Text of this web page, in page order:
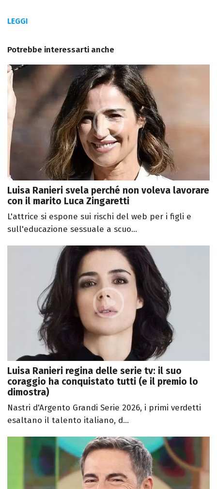
LEGGI
Potrebbe interessarti anche
Luisa Ranieri svela perché non voleva lavorare
con il marito Luca Zingaretti
L'attrice si espone sui rischi del web per i figli e
sull'educazione sessuale a scuo...
Luisa Ranieri regina delle serie tv: il suo
coraggio ha conquistato tutti (e il premio lo
dimostra)
Nastri d'Argento Grandi Serie 2026, i primi verdetti
esaltano il talento italiano, d...